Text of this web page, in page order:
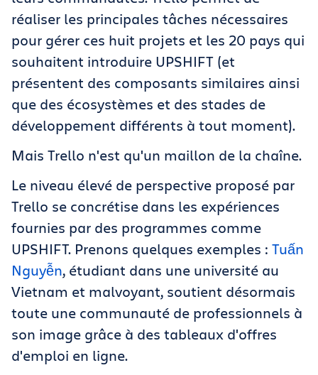
réaliser les principales tâches nécessaires
pour gérer ces huit projets et les 20 pays qui
souhaitent introduire UPSHIFT (et
présentent des composants similaires ainsi
que des écosystèmes et des stades de
développement différents à tout moment).
Mais Trello n'est qu'un maillon de la chaîne.
Le niveau élevé de perspective proposé par
Trello se concrétise dans les expériences
fournies par des programmes comme
UPSHIFT. Prenons quelques exemples : Tuấn
Nguyễn, étudiant dans une université au
Vietnam et malvoyant, soutient désormais
toute une communauté de professionnels à
son image grâce à des tableaux d'offres
d'emploi en ligne.